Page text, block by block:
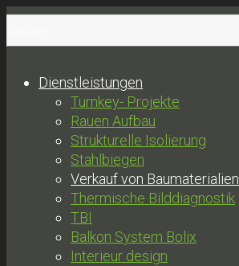
Dienstleistungen
Turnkey- Projekte
Rauen Aufbau
Strukturelle Isolierung
Stahlbiegen
Verkauf von Baumaterialien
Thermische Bilddiagnostik
TBI
Balkon System Bolix
Interieur design